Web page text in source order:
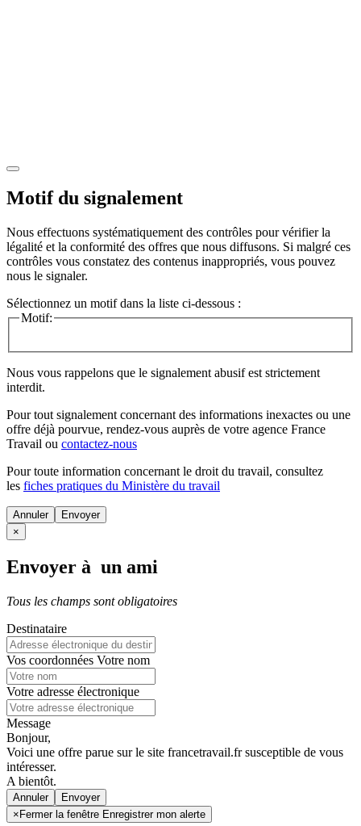
Motif du signalement
Nous effectuons systématiquement des contrôles pour vérifier la
légalité et la conformité des offres que nous diffusons. Si malgré ces
contrôles vous constatez des contenus inappropriés, vous pouvez
nous le signaler.
Sélectionnez un motif dans la liste ci-dessous :
Motif:
Nous vous rappelons que le signalement abusif est strictement
interdit.
Pour tout signalement concernant des informations inexactes ou une
offre déjà pourvue, rendez-vous auprès de votre agence France
Travail ou contactez-nous
Pour toute information concernant le droit du travail, consultez
les fiches pratiques du Ministère du travail
Annuler
×
Envoyer à un ami
Tous les champs sont obligatoires
Destinataire
Vos coordonnées Votre nom
Votre adresse électronique
Message
Bonjour,
Voici une offre parue sur le site francetravail.fr susceptible de vous
intéresser.
A bientôt.
Annuler
×Fermer la fenêtre Enregistrer mon alerte